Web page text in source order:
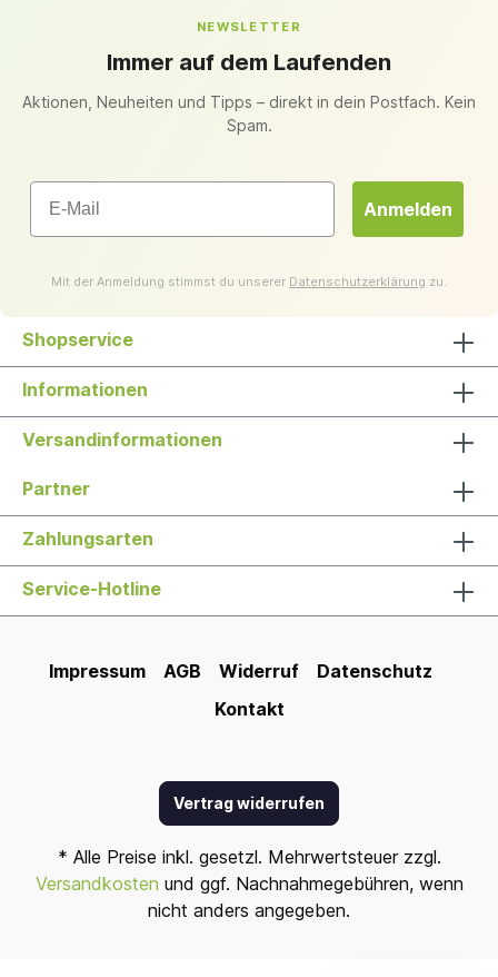
NEWSLETTER
Immer auf dem Laufenden
Aktionen, Neuheiten und Tipps – direkt in dein Postfach. Kein
Spam.
Email
Anmelden
Mit der Anmeldung stimmst du unserer Datenschutzerklärung zu.
Shopservice
Informationen
Versandinformationen
Partner
Zahlungsarten
Service-Hotline
Impressum AGB Widerruf
Datenschutz
Kontakt
Vertrag widerrufen
* Alle Preise inkl. gesetzl. Mehrwertsteuer zzgl.
Versandkosten und ggf. Nachnahmegebühren, wenn
nicht anders angegeben.